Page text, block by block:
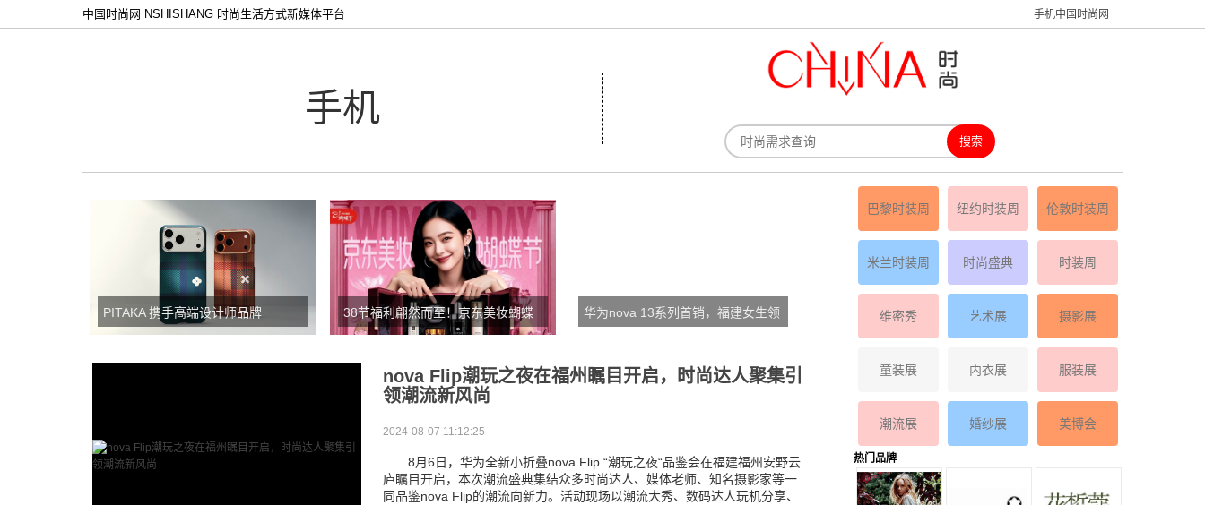
中国时尚网 NSHISHANG 时尚生活方式新媒体平台 手机中国时尚网
手机
PITAKA 携手高端设计师品牌
MÜNN，推出「格律生花」芳纶纤
38节福利翩然而至！京东美妆蝴蝶
节买面霜、精华送足金蝴蝶手机贴
华为nova 13系列首销，福建女生领
nova Flip潮玩之夜在福州瞩目开启，时尚达人聚集引
领潮流新风尚
2024-08-07 11:12:25
8月6日，华为全新小折叠nova Flip “潮玩之夜“品鉴会在福建福州安野云
庐瞩目开启，本次潮流盛典集结众多时尚达人、媒体老师、知名摄影家等一
同品鉴nova Flip的潮流向新力。活动现场以潮流大秀、数码达人玩机分享、
巴黎时装周 纽约时装周 伦敦时装周
米兰时装周 时尚盛典 时装周
维密秀 艺术展 摄影展
童装展 内衣展 服装展
潮流展 婚纱展 美博会
热门品牌